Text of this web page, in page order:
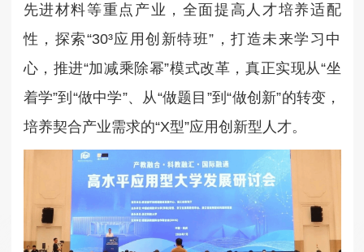
先进材料等重点产业，全面提高人才培养适配
性，探索“30³应用创新特班”，打造未来学习中
心，推进“加减乘除幂”模式改革，真正实现从“坐
着学”到“做中学”、从“做题目”到“做创新”的转变，
培养契合产业需求的“X型”应用创新型人才。